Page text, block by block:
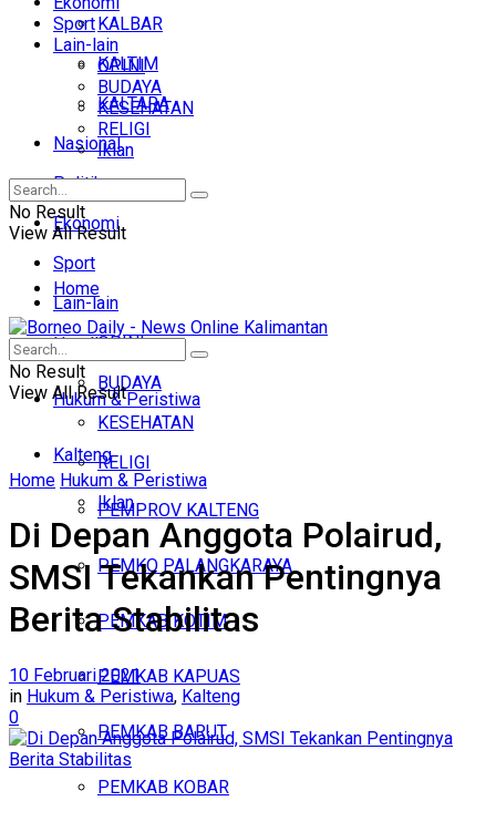
KALBAR
KALTIM
KALTARA
Nasional
Politik
Ekonomi
Sport
Lain-lain
OPINI
BUDAYA
KESEHATAN
RELIGI
Iklan
Senin, Agustus 10, 2026
Sport
Lain-lain
OPINI
BUDAYA
KESEHATAN
RELIGI
Iklan
No Result
View All Result
Home
Headline
Hukum & Peristiwa
Kalteng
PEMPROV KALTENG
PEMKO PALANGKARAYA
PEMKAB KOTIM
PEMKAB KAPUAS
PEMKAB BARUT
PEMKAB KOBAR
No Result
View All Result
Home Hukum & Peristiwa
Di Depan Anggota Polairud,
SMSI Tekankan Pentingnya
Berita Stabilitas
10 Februari 2021
in Hukum & Peristiwa, Kalteng
0